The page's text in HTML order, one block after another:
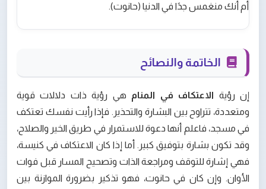
أم أنك منغمس جدًا في الدنيا (حانوت).
الخاتمة والنصائح
إن رؤية الاعتكاف في المنام هي رؤية ذات دلالات قوية
ومتعددة، تتراوح بين البشارة والتحذير. فإذا رأيت نفسك تعتكف
في مسجد، فاعلم أنها دعوة للاستمرار في طريق الخير والصلاح،
وقد تكون بشارة بتوفيق كبير. أما إذا كان الاعتكاف في كنيسة،
فهي إشارة للتوقف ومراجعة الذات وتصحيح المسار قبل فوات
الأوان. وإن كان في حانوت، فهو تذكير بضرورة الموازنة بين